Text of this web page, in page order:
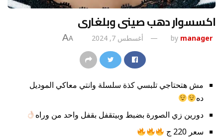
اكسسوار دهب صينى وبلغارى
by manager أغسطس 7, 2024 A
A
مش هتحتاجي تلبسي كذة سلسلة وانتي معاكي الموديل
ده
دورين زي الصورة بضبط وبيتقفل بقفل واحد من وراه
سعر 220 ج